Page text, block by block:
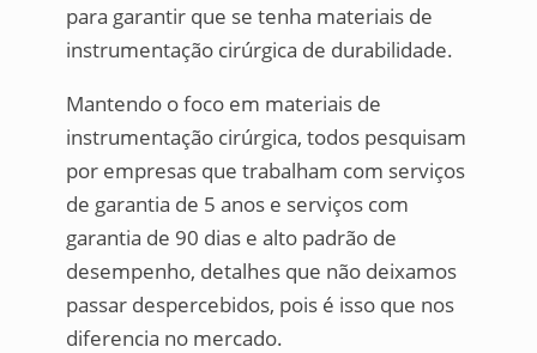
para garantir que se tenha materiais de
instrumentação cirúrgica de durabilidade.
Mantendo o foco em materiais de
instrumentação cirúrgica, todos pesquisam
por empresas que trabalham com serviços
de garantia de 5 anos e serviços com
garantia de 90 dias e alto padrão de
desempenho, detalhes que não deixamos
passar despercebidos, pois é isso que nos
diferencia no mercado.